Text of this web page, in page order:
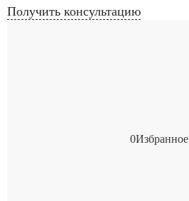
Получить консультацию
0Избранное